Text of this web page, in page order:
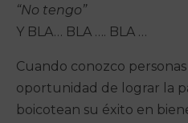
“No tengo”
Y BLA… BLA …. BLA …
Cuando conozco
oportunidad de lograr la
boicotean su éxito en